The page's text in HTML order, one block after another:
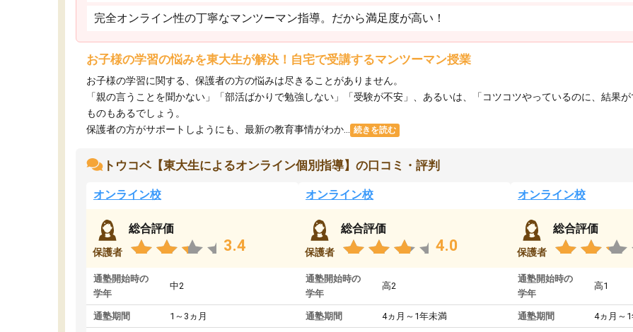
完全オンライン性の丁寧なマンツーマン指導。だから満足度が高い！
お子様の学習の悩みを東大生が解決！自宅で受講するマンツーマン授業
お子様の学習に関する、保護者の方の悩みは尽きることがありません。
「親の言うことを聞かない」「部活ばかりで勉強しない」「受験が不安」、あるいは、「コツコツやっているのに、結果
ものもあるでしょう。
保護者の方がサポートしようにも、最新の教育事情がわか...
続きを読む
トウコベ【東大生によるオンライン個別指導】の口コミ・評判
オンライン校
保護者
総合評価
3.4
通塾開始時の
学年
中2
通塾期間 1～3ヵ月
オンライン校
保護者
総合評価
4.0
通塾開始時の
学年
高2
通塾期間 4ヵ月～1年未満
オンライン校
保護者
総合評価
通塾開始時の
学年
高1
通塾期間 4ヵ月～